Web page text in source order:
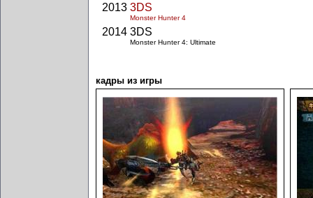
2013 3DS
Monster Hunter 4
2014 3DS
Monster Hunter 4: Ultimate
кадры из игры